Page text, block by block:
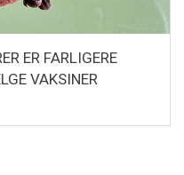
ER FARLIGERE
VAKSINER